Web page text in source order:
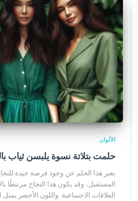
الألوان
حلمت بتلاتة نسوة يلبسن ثياب
يعبر هذا الحلم عن وجود فرصة جيدة
المستقبل، وقد يكون هذا النجاح مرتبطًا
العلاقات الاجتماعية. واللون الأخضر يمثل